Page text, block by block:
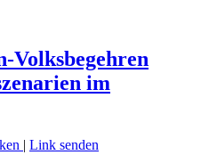
Volksbegehren
im
| Link senden